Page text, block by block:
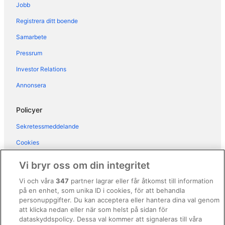
Hotell i närheten av Rome Termini station
Hotell i La Rustica
Hotell i närheten av Palatinen
Hotell i närheten av Pantheon
Hotell i närheten av Piazza Navona
Hotell i Portuense
Hotell i Prati
Hotell i Prenestino-Centocelle
Hotell i Repubblica
Jobb
Registrera ditt boende
Samarbete
Pressrum
Investor Relations
Annonsera
Policyer
Sekretessmeddelande
Cookies
Regler och villkor för Vrbo
Tillgänglighetsanpassning
Juridisk information/Kontakta oss
Vi bryr oss om din integritet
Vi och våra347 partner lagrar eller får åtkomst till information
på en enhet, som unika ID i cookies, för att behandla
personuppgifter. Du kan acceptera eller hantera dina val genom
att klicka nedan eller när som helst på sidan för
dataskyddspolicy. Dessa val kommer att signaleras till våra